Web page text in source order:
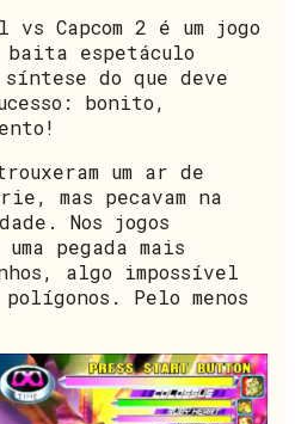
vs Capcom 2 é um jogo
baita espetáculo
do que deve
bonito,
um ar de
mas pecavam na
Nos jogos
pegada mais
algo impossível
Pelo menos